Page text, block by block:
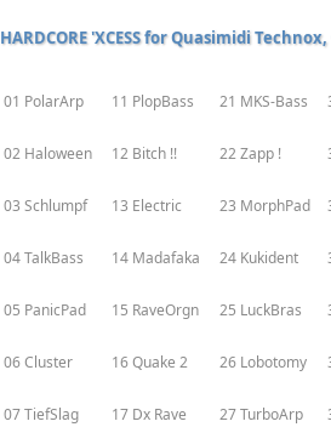
HARDCORE 'XCESS for Quasimidi
01 PolarArp 11 PlopBass 21 MKS-Bass
02 Haloween 12 Bitch !! 22 Zapp !
03 Schlumpf 13 Electric 23 MorphPad
04 TalkBass 14 Madafaka 24 Kukident
05 PanicPad 15 RaveOrgn 25 LuckBras
06 Cluster 16 Quake 2 26 Lobotomy
07 TiefSlag 17 Dx Rave 27 TurboArp